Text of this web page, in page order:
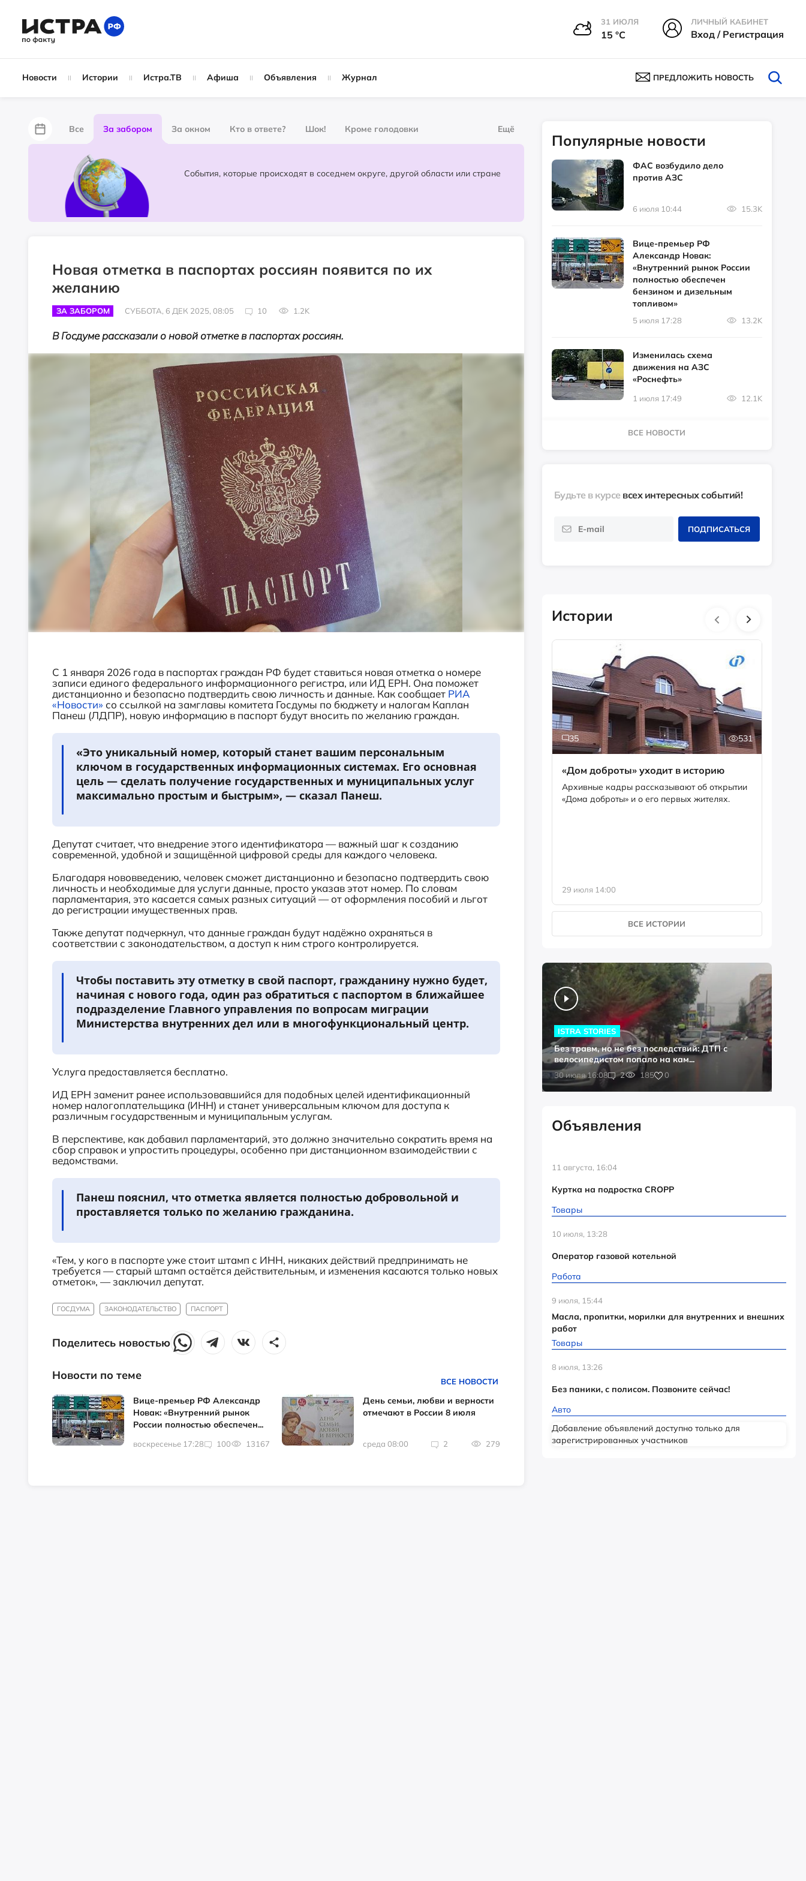
31 ИЮЛЯ
15 °С
ЛИЧНЫЙ КАБИНЕТ
Вход / Регистрация
Новости Истории Истра.ТВ Афиша Объявления Журнал ПРЕДЛОЖИТЬ НОВОСТЬ
Все За забором За окном Кто в ответе? Шок! Кроме голодовки
Лайфхаки
Народные новости
Ещё
События, которые происходят в соседнем округе, другой области или стране
Новая отметка в паспортах россиян появится по их
желанию
ЗА ЗАБОРОМ СУББОТА, 6 ДЕК 2025, 08:05 10 1.2K
В Госдуме рассказали о новой отметке в паспортах россиян.
С 1 января 2026 года в паспортах граждан РФ будет ставиться новая отметка о номере
записи единого федерального информационного регистра, или ИД ЕРН. Она поможет
дистанционно и безопасно подтвердить свою личность и данные. Как сообщает РИА
«Новости» со ссылкой на замглавы комитета Госдумы по бюджету и налогам Каплан
Панеш (ЛДПР), новую информацию в паспорт будут вносить по желанию граждан.
«Это уникальный номер, который станет вашим персональным
ключом в государственных информационных системах. Его основная
цель — сделать получение государственных и муниципальных услуг
максимально простым и быстрым», — сказал Панеш.
Депутат считает, что внедрение этого идентификатора — важный шаг к созданию
современной, удобной и защищённой цифровой среды для каждого человека.
Благодаря нововведению, человек сможет дистанционно и безопасно подтвердить свою
личность и необходимые для услуги данные, просто указав этот номер. По словам
парламентария, это касается самых разных ситуаций — от оформления пособий и льгот
до регистрации имущественных прав.
Также депутат подчеркнул, что данные граждан будут надёжно охраняться в
соответствии с законодательством, а доступ к ним строго контролируется.
Чтобы поставить эту отметку в свой паспорт, гражданину нужно будет,
начиная с нового года, один раз обратиться с паспортом в ближайшее
подразделение Главного управления по вопросам миграции
Министерства внутренних дел или в многофункциональный центр.
Услуга предоставляется бесплатно.
ИД ЕРН заменит ранее использовавшийся для подобных целей идентификационный
номер налогоплательщика (ИНН) и станет универсальным ключом для доступа к
различным государственным и муниципальным услугам.
В перспективе, как добавил парламентарий, это должно значительно сократить время на
сбор справок и упростить процедуры, особенно при дистанционном взаимодействии с
ведомствами.
Панеш пояснил, что отметка является полностью добровольной и
проставляется только по желанию гражданина.
«Тем, у кого в паспорте уже стоит штамп с ИНН, никаких действий предпринимать не
требуется — старый штамп остаётся действительным, и изменения касаются только новых
отметок», — заключил депутат.
ГОСДУМА ЗАКОНОДАТЕЛЬСТВО ПАСПОРТ
Поделитесь новостью
Новости по теме ВСЕ НОВОСТИ
Вице-премьер РФ Александр
Новак: «Внутренний рынок
России полностью обеспечен...
воскресенье 17:28 100 13167
День семьи, любви и верности
отмечают в России 8 июля
среда 08:00 2 279
Популярные новости
ФАС возбудило дело
против АЗС
6 июля 10:44 15.3K
Вице-премьер РФ
Александр Новак:
«Внутренний рынок России
полностью обеспечен
бензином и дизельным
топливом»
5 июля 17:28 13.2K
Изменилась схема
движения на АЗС
«Роснефть»
1 июля 17:49 12.1K
ВСЕ НОВОСТИ
Будьте в курсе всех интересных событий!
ПОДПИСАТЬСЯ
Истории
35 531
«Дом доброты» уходит в историю
Архивные кадры рассказывают об открытии
«Дома доброты» и о его первых жителях.
29 июля 14:00
ВСЕ ИСТОРИИ
30 июля 16:08 2 185 0
ISTRA STORIES
Без травм, но не без последствий: ДТП с
велосипедистом попало на кам...
Объявления
11 августа, 16:04
Куртка на подростка CROPP
Товары
10 июля, 13:28
Оператор газовой котельной
Работа
9 июля, 15:44
Масла, пропитки, морилки для внутренних и внешних
работ
Товары
8 июля, 13:26
Без паники, с полисом. Позвоните сейчас!
Авто
Добавление объявлений доступно только для
зарегистрированных участников